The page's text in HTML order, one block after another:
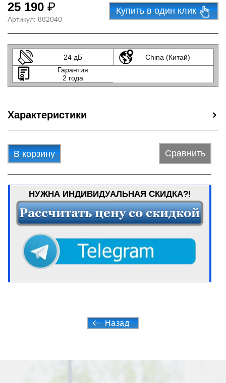
25 190 ₽
Артикул: 882040
Купить в один клик
24 дБ
China (Китай)
Гарантия
2 года
Характеристики
В корзину Сравнить
НУЖНА ИНДИВИДУАЛЬНАЯ СКИДКА?!
Назад